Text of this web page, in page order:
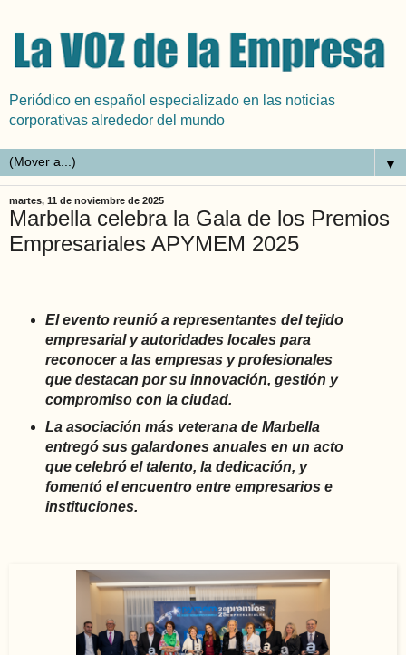
Periódico en español especializado en las noticias
corporativas alrededor del mundo
▼
martes, 11 de noviembre de 2025
Marbella celebra la Gala de los Premios
Empresariales APYMEM 2025
El evento reunió a representantes del tejido
empresarial y autoridades locales para
reconocer a las empresas y profesionales
que destacan por su innovación, gestión y
compromiso con la ciudad.
La asociación más veterana de Marbella
entregó sus galardones anuales en un acto
que celebró el talento, la dedicación, y
fomentó el encuentro entre empresarios e
instituciones.